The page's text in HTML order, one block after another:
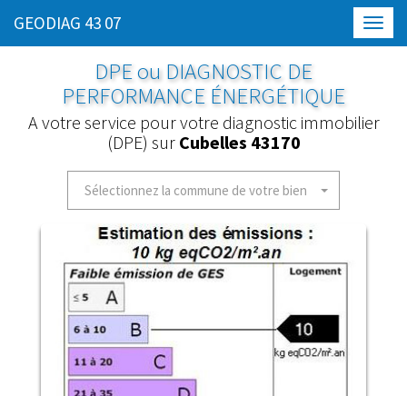
GEODIAG 43 07
DPE ou DIAGNOSTIC DE
PERFORMANCE ÉNERGÉTIQUE
A votre service pour votre diagnostic immobilier
(DPE) sur Cubelles 43170
Sélectionnez la commune de votre bien